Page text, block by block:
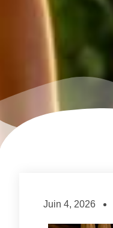
Juin 4, 2026